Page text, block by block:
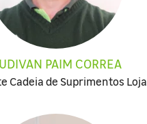
PAIM CORREA
Cadeia de Suprimentos Loja